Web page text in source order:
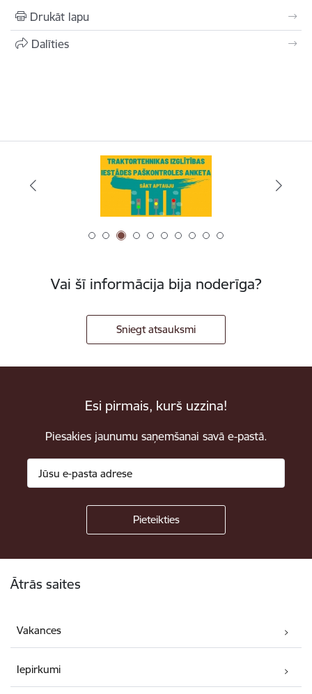
Drukāt lapu
Dalīties
Vai šī informācija bija noderīga?
Sniegt atsauksmi
Esi pirmais, kurš uzzina!
Piesakies jaunumu saņemšanai savā e-pastā.
Ātrās saites
Vakances
Iepirkumi